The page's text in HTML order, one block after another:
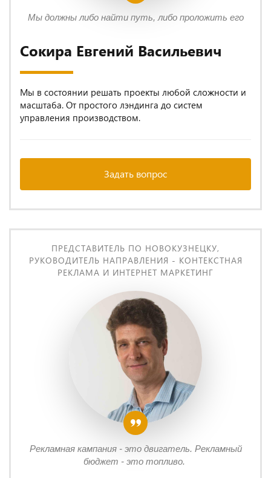
Сокира Евгений Васильевич
Мы в состоянии решать проекты любой сложности и
масштаба. От простого лэндинга до систем
управления производством.
Задать вопрос
Мы должны либо найти путь, либо проложить его
ПРЕДСТАВИТЕЛЬ ПО НОВОКУЗНЕЦКУ,
РУКОВОДИТЕЛЬ НАПРАВЛЕНИЯ - КОНТЕКСТНАЯ
РЕКЛАМА И ИНТЕРНЕТ МАРКЕТИНГ
Рекламная кампания - это двигатель. Рекламный
бюджет - это топливо.